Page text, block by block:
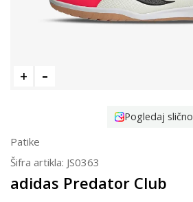
Pogledaj slično
Patike
Šifra artikla: JS0363
adidas Predator Club